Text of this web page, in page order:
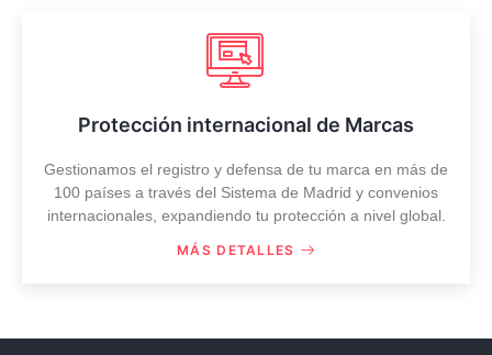
Protección internacional de Marcas
Gestionamos el registro y defensa de tu marca en más de
100 países a través del Sistema de Madrid y convenios
internacionales, expandiendo tu protección a nivel global.
MÁS DETALLES